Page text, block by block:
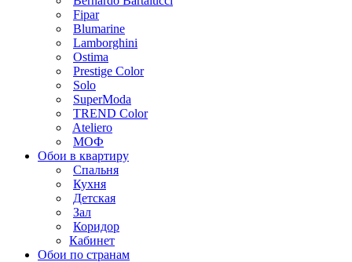
Fipar
Blumarine
Lamborghini
Ostima
Prestige Color
Solo
SuperModa
TREND Color
Ateliero
МОФ
Обои в квартиру
Спальня
Кухня
Детская
Зал
Коридор
Кабинет
Обои по странам